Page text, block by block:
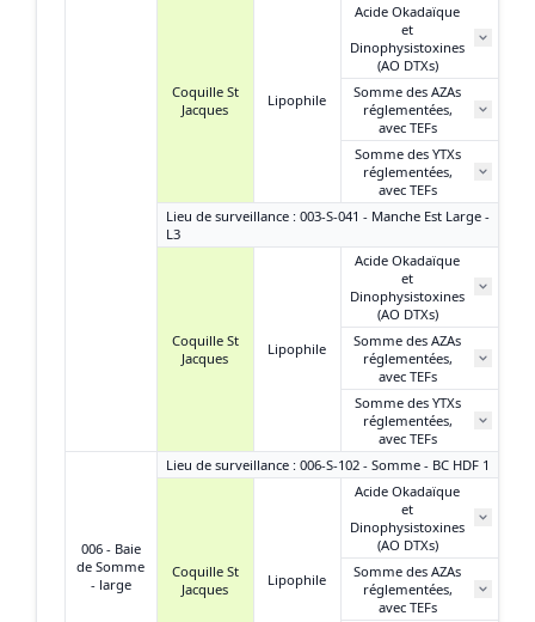
Coquille St
Jacques
Lipophile
Acide Okadaïque
et
Dinophysistoxines
(AO DTXs)
Somme des AZAs
réglementées,
avec TEFs
Somme des YTXs
réglementées,
avec TEFs
Lieu de surveillance : 003-S-041 - Manche Est Large -
L3
Coquille St
Jacques
Lipophile
Acide Okadaïque
et
Dinophysistoxines
(AO DTXs)
Somme des AZAs
réglementées,
avec TEFs
Somme des YTXs
réglementées,
avec TEFs
006 - Baie
de Somme
- large
Lieu de surveillance : 006-S-102 - Somme - BC HDF 1
Coquille St
Jacques
Lipophile
Acide Okadaïque
et
Dinophysistoxines
(AO DTXs)
Somme des AZAs
réglementées,
avec TEFs